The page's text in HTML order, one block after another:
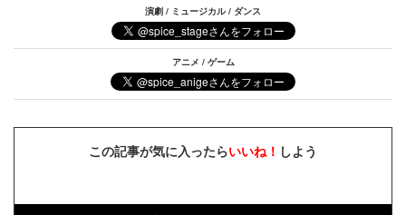
演劇 / ミュージカル / ダンス
アニメ / ゲーム
この記事が気に入ったらいいね！ しよう